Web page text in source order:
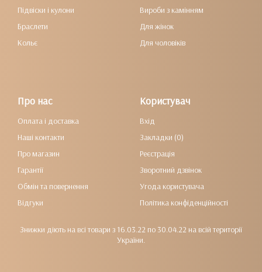
Підвіски і кулони
Браслети
Кольє
Вироби з камінням
Для жінок
Для чоловіків
Про нас
Оплата і доставка
Наші контакти
Про магазин
Гарантії
Обмін та повернення
Відгуки
Користувач
Вхід
Закладки (0)
Реєстрація
Зворотний дзвінок
Угода користувача
Політика конфіденційності
Знижки діють на всі товари з 16.03.22 по 30.04.22 на всій території
України.